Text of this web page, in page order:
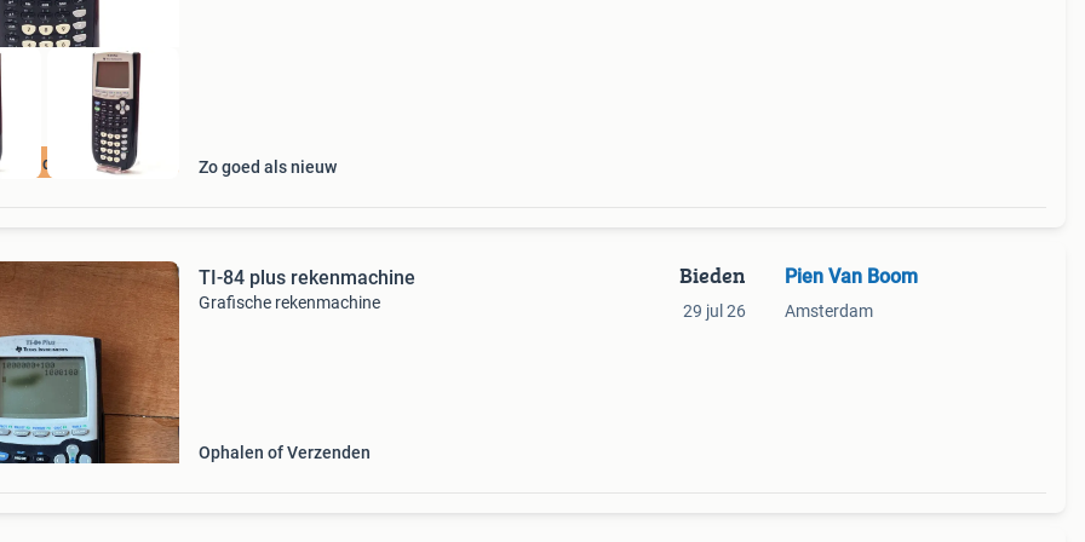
ook ideal in 3 Zo goed als nieuw
TI-84 plus rekenmachine
Grafische rekenmachine
Ophalen of Verzenden
Bieden
29 jul 26
Pien Van Boom
Amsterdam